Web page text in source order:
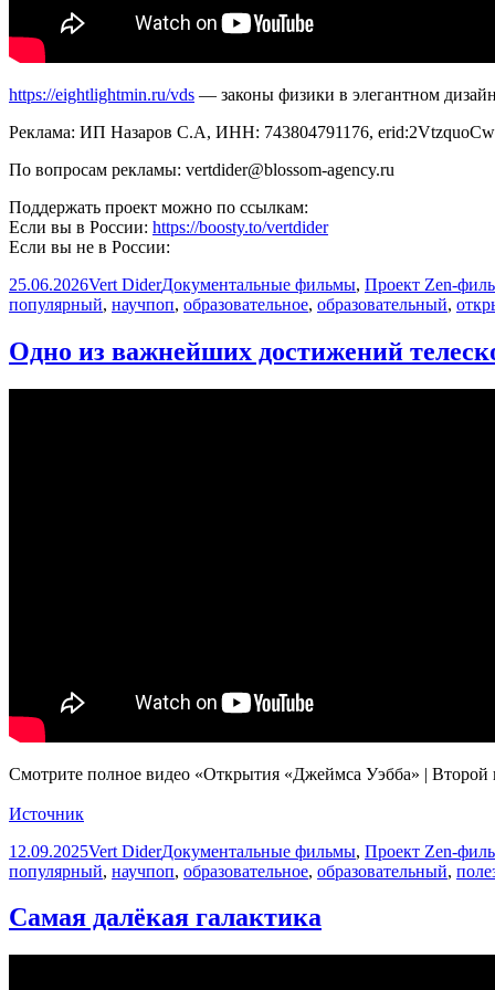
https://eightlightmin.ru/vds — законы физики в элегантном
Реклама: ИП Назаров С.А, ИНН: 743804791176,
По вопросам рекламы: vertdider@blossom-agency.ru
Поддержать проект можно по ссылкам:
Если вы в России: https://boosty.to/vertdider
Если вы не в России:
Опубликовано
25.06.2026Автор
Vert DiderРубрики
Документальные фильмы, Проект Zen-
популярный, научпоп, образовательное, образовательный,
Одно из важнейших достижений
Смотрите полное видео «Открытия «Джеймса Уэбба» | Второй
Источник
Опубликовано
12.09.2025Автор
Vert DiderРубрики
Документальные фильмы, Проект Zen-
популярный, научпоп, образовательное, образовательный,
Самая далёкая галактика